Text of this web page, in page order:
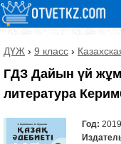
ДҮЖ › 9 класс ›
ГДЗ Дайын үй
литература
Год: 2019